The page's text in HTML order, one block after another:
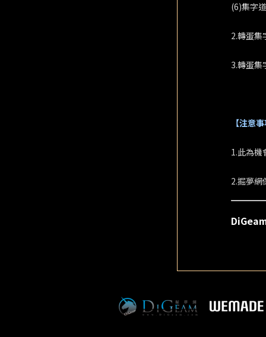
(6)集字
2.轉蛋集
3.轉蛋集
【注意
1.此為機
2.掘夢網